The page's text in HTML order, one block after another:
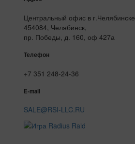
Центральный офис в г.Челябинске
454084, Челябинск,
пр. Победы, д. 160, оф 427а
Телефон
+7 351 248-24-36
E-mail
SALE@RSI-LLC.RU